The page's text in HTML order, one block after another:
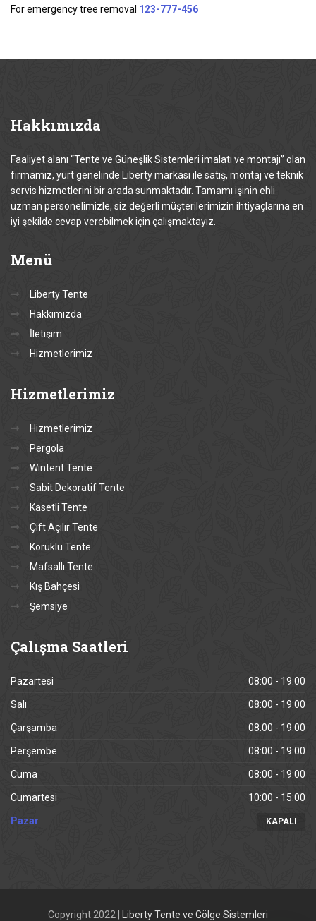
For emergency tree removal 123-777-456
Hakkımızda
Faaliyet alanı “Tente ve Güneşlik Sistemleri imalatı ve montajı” olan
firmamız, yurt genelinde Liberty markası ile satış, montaj ve teknik
servis hizmetlerini bir arada sunmaktadır. Tamamı işinin ehli
uzman personelimizle, siz değerli müşterilerimizin ihtiyaçlarına en
iyi şekilde cevap verebilmek için çalışmaktayız.
Menü
Liberty Tente
Hakkımızda
İletişim
Hizmetlerimiz
Hizmetlerimiz
Hizmetlerimiz
Pergola
Wintent Tente
Sabit Dekoratif Tente
Kasetli Tente
Çift Açılır Tente
Körüklü Tente
Mafsallı Tente
Kış Bahçesi
Şemsiye
Çalışma Saatleri
Pazartesi 08:00 - 19:00
Salı 08:00 - 19:00
Çarşamba 08:00 - 19:00
Perşembe 08:00 - 19:00
Cuma 08:00 - 19:00
Cumartesi 10:00 - 15:00
Pazar KAPALI
Copyright 2022 | Liberty Tente ve Gölge Sistemleri